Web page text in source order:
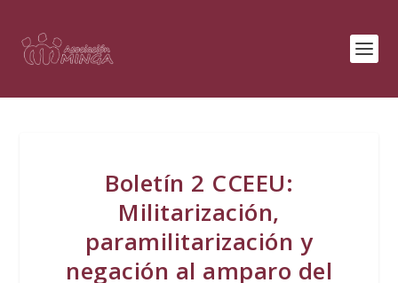
Boletín 2 CCEEU:
Militarización,
paramilitarización y
negación al amparo del